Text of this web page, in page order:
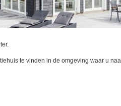
te vinden in de omgeving waar u